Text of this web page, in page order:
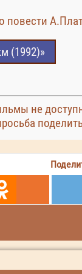
повести
(1992)»
не